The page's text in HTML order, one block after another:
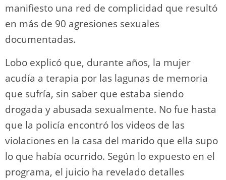
manifiesto una red de complicidad que resultó
en más de 90 agresiones sexuales
documentadas.
Lobo explicó que, durante años, la mujer
acudía a terapia por las lagunas de memoria
que sufría, sin saber que estaba siendo
drogada y abusada sexualmente. No fue hasta
que la policía encontró los videos de las
violaciones en la casa del marido que ella supo
lo que había ocurrido. Según lo expuesto en el
programa, el juicio ha revelado detalles